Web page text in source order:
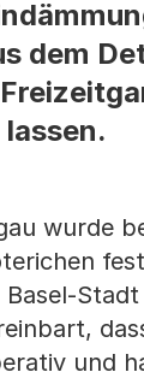
dem
wurde
und